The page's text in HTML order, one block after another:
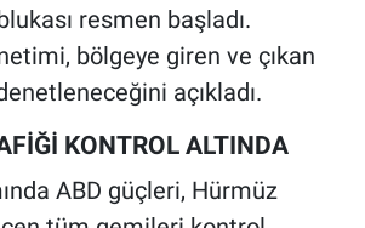
resmen başladı.
bölgeye giren ve çıkan
açıkladı.
KONTROL ALTINDA
ABD güçleri, Hürmüz